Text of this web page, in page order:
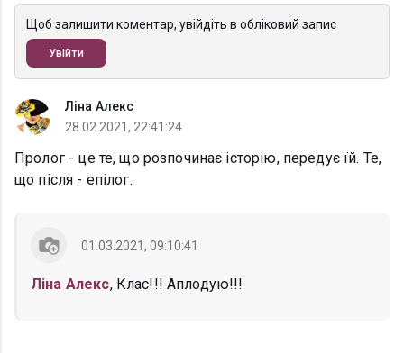
Щоб залишити коментар, увійдіть в обліковий запис
Увійти
Ліна Алекс
28.02.2021, 22:41:24
Пролог - це те, що розпочинає історію, передує їй. Те,
що після - епілог.
01.03.2021, 09:10:41
Ліна Алекс, Клас!!! Аплодую!!!